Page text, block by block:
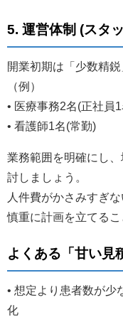
5. 運営体制 (スタ
開業初期は「少数精
（例）
• 医療事務2名(正社員
• 看護師1名(常勤)
業務範囲を明確にし
討しましょう。
人件費がかさみすぎな
慎重に計画を立てるこ
よくある「甘い見
• 想定より患者数が
化